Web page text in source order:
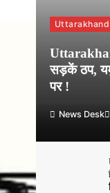
Uttarakhand
सड़कें ठप,
पर !
News Desk